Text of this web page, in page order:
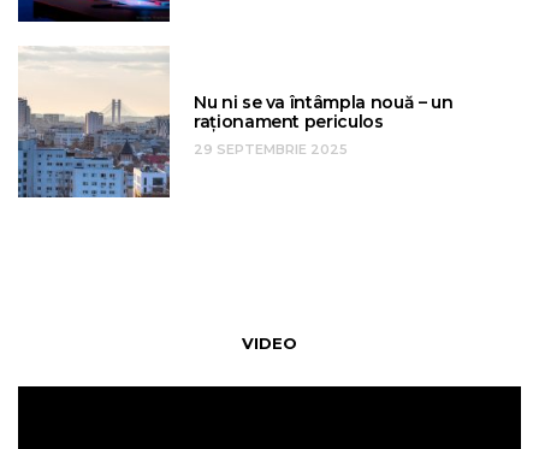
Nu ni se va întâmpla nouă – un
raționament periculos
29 SEPTEMBRIE 2025
VIDEO